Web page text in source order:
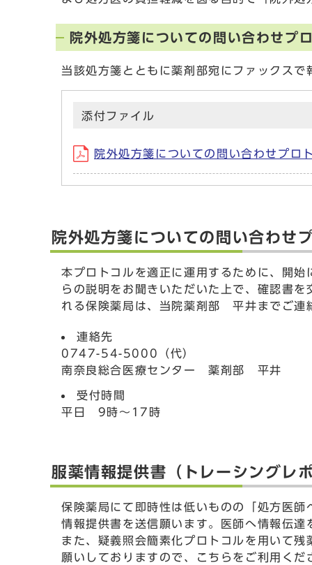
院外処方箋についての問い合わせプ
当該処方箋とともに薬剤部宛にファックスで
添付ファイル
院外処方箋についての問い合わせプ
院外処方箋についての問い合わせ
本プロトコルを適正に運用するために、開
らの説明をお聞きいただいた上で、確認書
れる保険薬局は、当院薬剤部 平井までご連
連絡先
0747-54-5000（代）
南奈良総合医療センター 薬剤部 平井
受付時間
平日 9時〜17時
服薬情報提供書（トレーシング
保険薬局にて即時性は低いものの「処方医
情報提供書を送信願います。医師へ情報伝
また、疑義照会簡素化プロトコルを用いて
願いしておりますので、こちらをご利用くだ